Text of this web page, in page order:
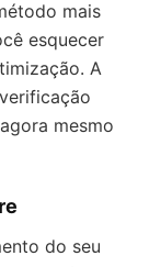
mais
esquecer
A
mesmo
do seu